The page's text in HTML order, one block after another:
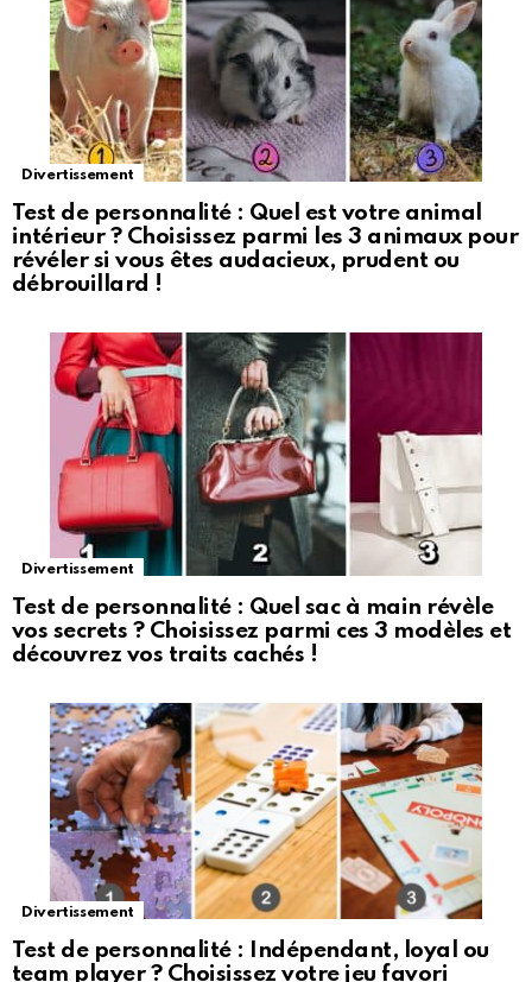
Divertissement
Test de personnalité : Quel est votre animal
intérieur ? Choisissez parmi les 3 animaux pour
révéler si vous êtes audacieux, prudent ou
débrouillard !
Divertissement
Test de personnalité : Quel sac à main révèle
vos secrets ? Choisissez parmi ces 3 modèles et
découvrez vos traits cachés !
Divertissement
Test de personnalité : Indépendant, loyal ou
team player ? Choisissez votre jeu favori